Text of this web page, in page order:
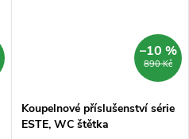
890 Kč
–10 %
Koupelnové příslušenství série
ESTE, WC štětka